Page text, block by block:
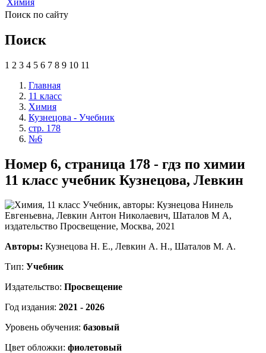
Поиск по сайту
Поиск
1 2 3 4 5 6 7 8 9 10 11
Главная
11 класс
Химия
Кузнецова - Учебник
стр. 178
№6
Номер 6, страница 178 - гдз по химии
11 класс учебник Кузнецова, Левкин
Авторы: Кузнецова Н. Е., Левкин А. Н., Шаталов М. А.
Тип: Учебник
Издательство: Просвещение
Год издания: 2021 - 2026
Уровень обучения: базовый
Цвет обложки: фиолетовый